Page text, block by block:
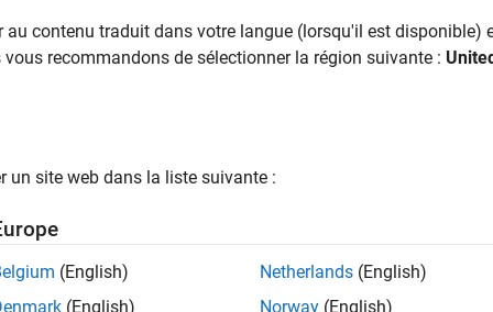
during report generation the
report generator displays warning messages for invalid
an element in the Web View, although these multiple links
modelName);
au contenu traduit dans votre langue (lorsqu'il est disponible)
vous recommandons de sélectionner la région suivante :
un site web dans la liste suivante :
(English)
(English)
Netherlands (English)
Norway (English)